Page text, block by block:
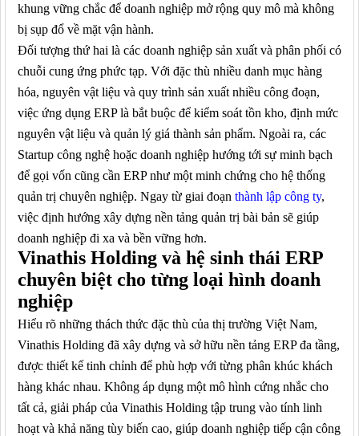
khung vững chắc để doanh nghiệp mở rộng quy mô mà không
bị sụp đổ về mặt vận hành.
Đối tượng thứ hai là các doanh nghiệp sản xuất và phân phối có
chuỗi cung ứng phức tạp. Với đặc thù nhiều danh mục hàng
hóa, nguyên vật liệu và quy trình sản xuất nhiều công đoạn,
việc ứng dụng ERP là bắt buộc để kiểm soát tồn kho, định mức
nguyên vật liệu và quản lý giá thành sản phẩm. Ngoài ra, các
Startup công nghệ hoặc doanh nghiệp hướng tới sự minh bạch
để gọi vốn cũng cần ERP như một minh chứng cho hệ thống
quản trị chuyên nghiệp. Ngay từ giai đoạn thành lập công ty,
việc định hướng xây dựng nền tảng quản trị bài bản sẽ giúp
doanh nghiệp đi xa và bền vững hơn.
Vinathis Holding và hệ sinh thái ERP
chuyên biệt cho từng loại hình doanh
nghiệp
Hiểu rõ những thách thức đặc thù của thị trường Việt Nam,
Vinathis Holding đã xây dựng và sở hữu nền tảng ERP đa tầng,
được thiết kế tinh chỉnh để phù hợp với từng phân khúc khách
hàng khác nhau. Không áp dụng một mô hình cứng nhắc cho
tất cả, giải pháp của Vinathis Holding tập trung vào tính linh
hoạt và khả năng tùy biến cao, giúp doanh nghiệp tiếp cận công